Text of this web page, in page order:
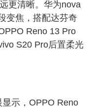
更清晰。华为nova
变焦，搭配达芬奇
Reno 13 Pro
S20 Pro后置柔光
示，OPPO Reno